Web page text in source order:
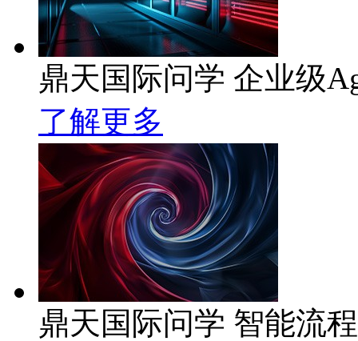
鼎天国际问学 企业级
了解更多
鼎天国际问学 智能流